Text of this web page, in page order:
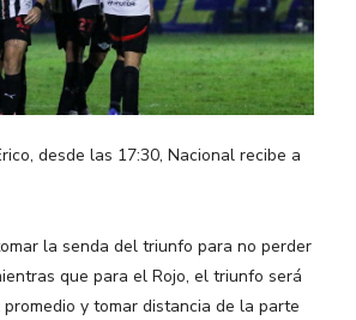
desde las 17:30, Nacional recibe a
la senda del triunfo para no perder
que para el Rojo, el triunfo será
y tomar distancia de la parte